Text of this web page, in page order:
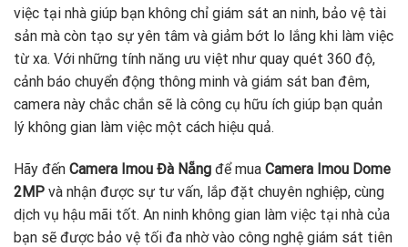
việc tại nhà giúp bạn không chỉ giám sát an ninh, bảo vệ tài
sản mà còn tạo sự yên tâm và giảm bớt lo lắng khi làm việc
từ xa. Với những tính năng ưu việt như quay quét 360 độ,
cảnh báo chuyển động thông minh và giám sát ban đêm,
camera này chắc chắn sẽ là công cụ hữu ích giúp bạn quản
lý không gian làm việc một cách hiệu quả.
Hãy đến Camera Imou Đà Nẵng để mua Camera Imou Dome
2MP và nhận được sự tư vấn, lắp đặt chuyên nghiệp, cùng
dịch vụ hậu mãi tốt. An ninh không gian làm việc tại nhà của
bạn sẽ được bảo vệ tối đa nhờ vào công nghệ giám sát tiên